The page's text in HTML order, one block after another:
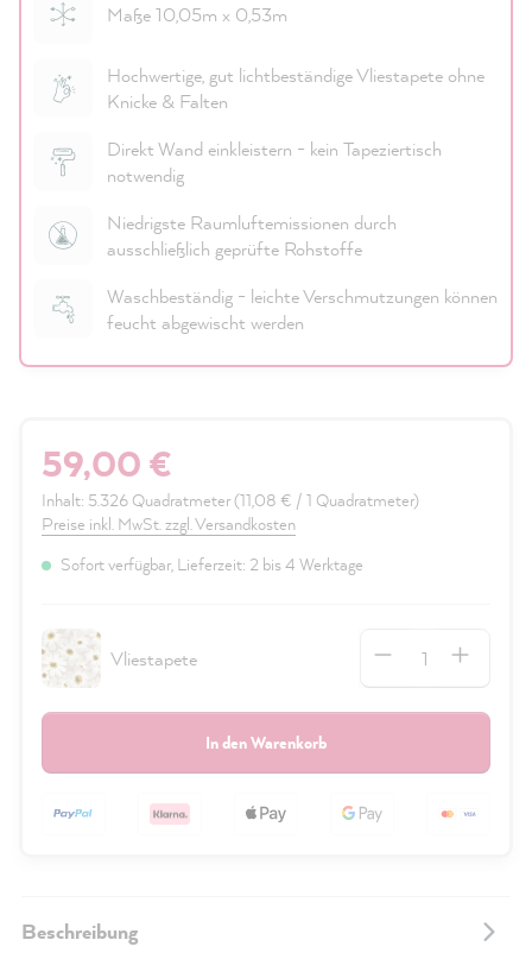
Maße 10,05m x 0,53m
Hochwertige, gut lichtbeständige Vliestapete ohne
Knicke & Falten
Direkt Wand einkleistern - kein Tapeziertisch
notwendig
Niedrigste Raumluftemissionen durch
ausschließlich geprüfte Rohstoffe
Waschbeständig - leichte Verschmutzungen können
feucht abgewischt werden
59,00 €
Inhalt: 5.326 Quadratmeter(11,08 € / 1 Quadratmeter)
Preise inkl. MwSt. zzgl. Versandkosten
Sofort verfügbar, Lieferzeit: 2 bis 4 Werktage
Vliestapete
In den Warenkorb
Beschreibung